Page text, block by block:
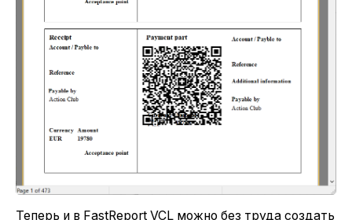
Теперь и в FastReport VCL можно без труда создать